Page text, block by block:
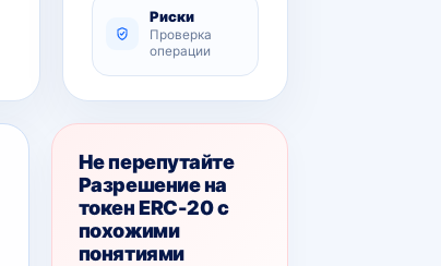
Риски
Проверка
операции
Не перепутайте
Разрешение на
токен ERC-20 с
похожими
понятиями